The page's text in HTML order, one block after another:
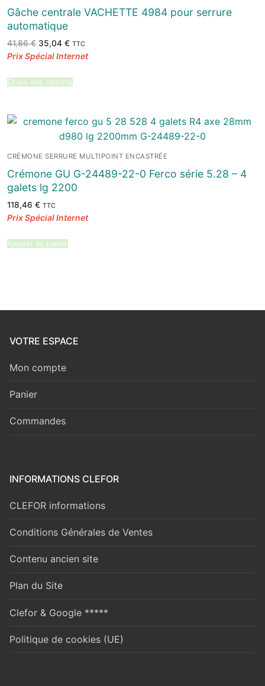
Gâche centrale VACHETTE 4984 pour serrure
automatique
41,86€ Le
prix
initial
35,04 €Le
actuel
TTC
Choix des options
CRÉMONE SERRURE MULTIPOINT ENCASTRÉE
Crémone GU G-24489-22-0 Ferco série 5.28 – 4
galets lg 2200
118,46 € TTC
Ajouter au panier
VOTRE ESPACE
Mon compte
Panier
Commandes
INFORMATIONS CLEFOR
CLEFOR informations
Conditions Générales de Ventes
Contenu ancien site
Plan du Site
Clefor & Google *****
Politique de cookies (UE)